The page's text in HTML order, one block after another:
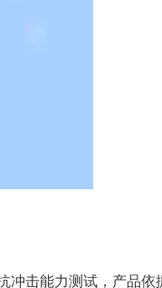
冲击能力测试，产品依